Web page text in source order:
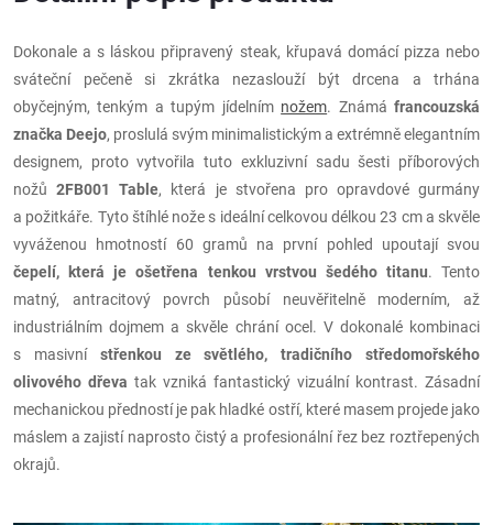
Dokonale a s láskou připravený steak, křupavá domácí pizza nebo
sváteční pečeně si zkrátka nezaslouží být drcena a trhána
obyčejným, tenkým a tupým jídelním nožem. Známáfrancouzská
značka Deejo, proslulá svým minimalistickým a extrémně elegantním
designem, proto vytvořila tuto exkluzivní sadu šesti příborových
nožů2FB001 Table, která je stvořena pro opravdové gurmány
a požitkáře. Tyto štíhlé nože s ideální celkovou délkou 23 cm a skvěle
vyváženou hmotností 60 gramů na první pohled upoutají svou
čepelí, která je ošetřena tenkou vrstvou šedého titanu. Tento
matný, antracitový povrch působí neuvěřitelně moderním, až
industriálním dojmem a skvěle chrání ocel. V dokonalé kombinaci
s masivní střenkou ze světlého, tradičního středomořského
olivového dřeva tak vzniká fantastický vizuální kontrast. Zásadní
mechanickou předností je pak hladké ostří, které masem projede jako
máslem a zajistí naprosto čistý a profesionální řez bez roztřepených
okrajů.